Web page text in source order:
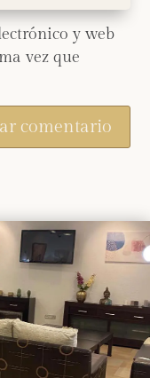
y web
vez que
comentario